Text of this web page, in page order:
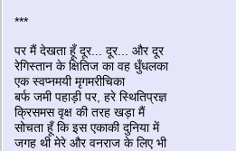
***
पर मैं देखता हूँ दूर... दूर... और दूर
रेगिस्तान के क्षितिज का वह धुँधलका
एक स्वप्नमयी मृगमरीचिका
बर्फ जमी पहाड़ी पर, हरे स्थितिप्रज्ञ
क्रिसमस वृक्ष की तरह खड़ा मैं
सोचता हूँ कि इस एकाकी दुनिया में
जगह थी मेरे और वनराज के लिए भी